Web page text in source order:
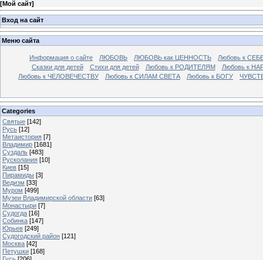
[Мой сайт]
Вход на сайт
Меню сайта
Информация о сайте ЛЮБОВЬ ЛЮБОВЬ как ЦЕННОСТЬ
Любовь к
Сказки для детей
Стихи для детей Любовь к РОДИТЕЛЯМ
Любовь к
Любовь к ЧЕЛОВЕЧЕСТВУ
Любовь к СИЛАМ СВЕТА Любовь к БОГУ
Categories
Святые [142]
Русь [12]
Метаистория [7]
Владимир [1681]
Суздаль [483]
Русколания [10]
Киев [15]
Пирамиды [3]
Ведизм [33]
Муром [499]
Музеи Владимирской области [63]
Монастыри [7]
Судогда [16]
Собинка [147]
Юрьев [249]
Судогодский район [121]
Москва [42]
Петушки [168]